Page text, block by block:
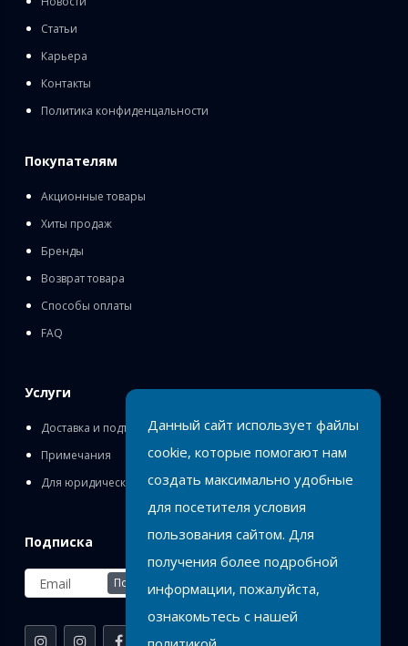
Статьи
Карьера
Контакты
Политика конфиденцальности
Покупателям
Акционные товары
Хиты продаж
Бренды
Возврат товара
Способы оплаты
FAQ
Услуги
Доставка и подъём
Примечания
Для юридических лиц
Подписка
Подписаться
Данный сайт использует файлы
cookie, которые помогают нам
создать максимально удобные
для посетителя условия
пользования сайтом. Для
получения более подробной
информации, пожалуйста,
ознакомьтесь с нашей